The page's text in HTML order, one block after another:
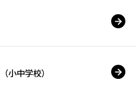
（小中学校）